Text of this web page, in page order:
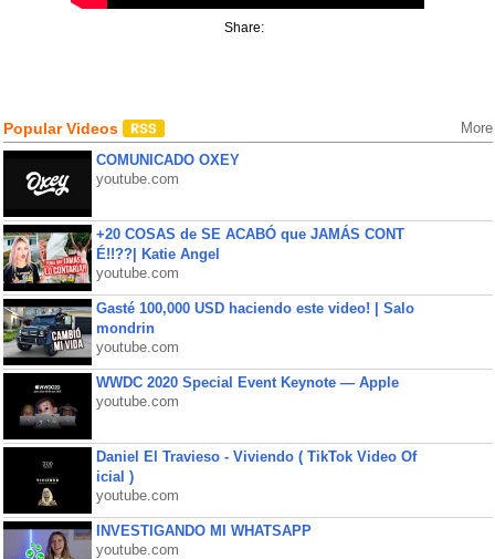
Share:
Popular Videos More
COMUNICADO OXEY
youtube.com
+20 COSAS de SE ACABÓ que JAMÁS CONT
É!!??| Katie Angel
youtube.com
Gasté 100,000 USD haciendo este video! | Salo
mondrin
youtube.com
WWDC 2020 Special Event Keynote — Apple
youtube.com
Daniel El Travieso - Viviendo ( TikTok Video Of
icial )
youtube.com
INVESTIGANDO MI WHATSAPP
youtube.com